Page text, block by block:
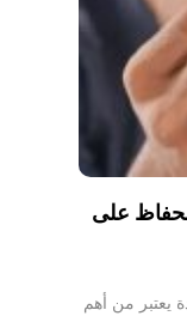
على
يعتبر من أهم